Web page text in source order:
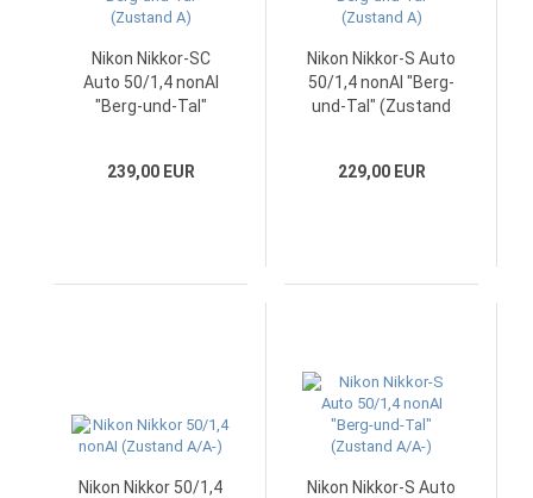
Nikon Nikkor-SC
Auto 50/1,4 nonAI
"Berg-und-Tal"
239,00 EUR
Nikon Nikkor-S Auto
50/1,4 nonAI "Berg-
und-Tal" (Zustand
229,00 EUR
Nikon Nikkor 50/1,4
Nikon Nikkor-S Auto